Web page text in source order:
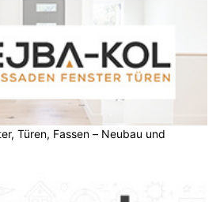
Türen, Fassen – Neubau und